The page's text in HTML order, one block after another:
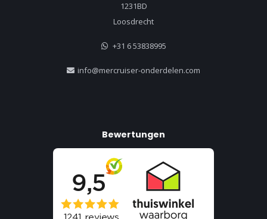
1231BD
Loosdrecht
+31 6 53838995
info@mercruiser-onderdelen.com
Bewertungen